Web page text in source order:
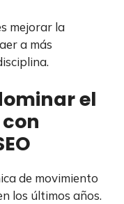
mejorar la
a más
el
de movimiento
los últimos años.